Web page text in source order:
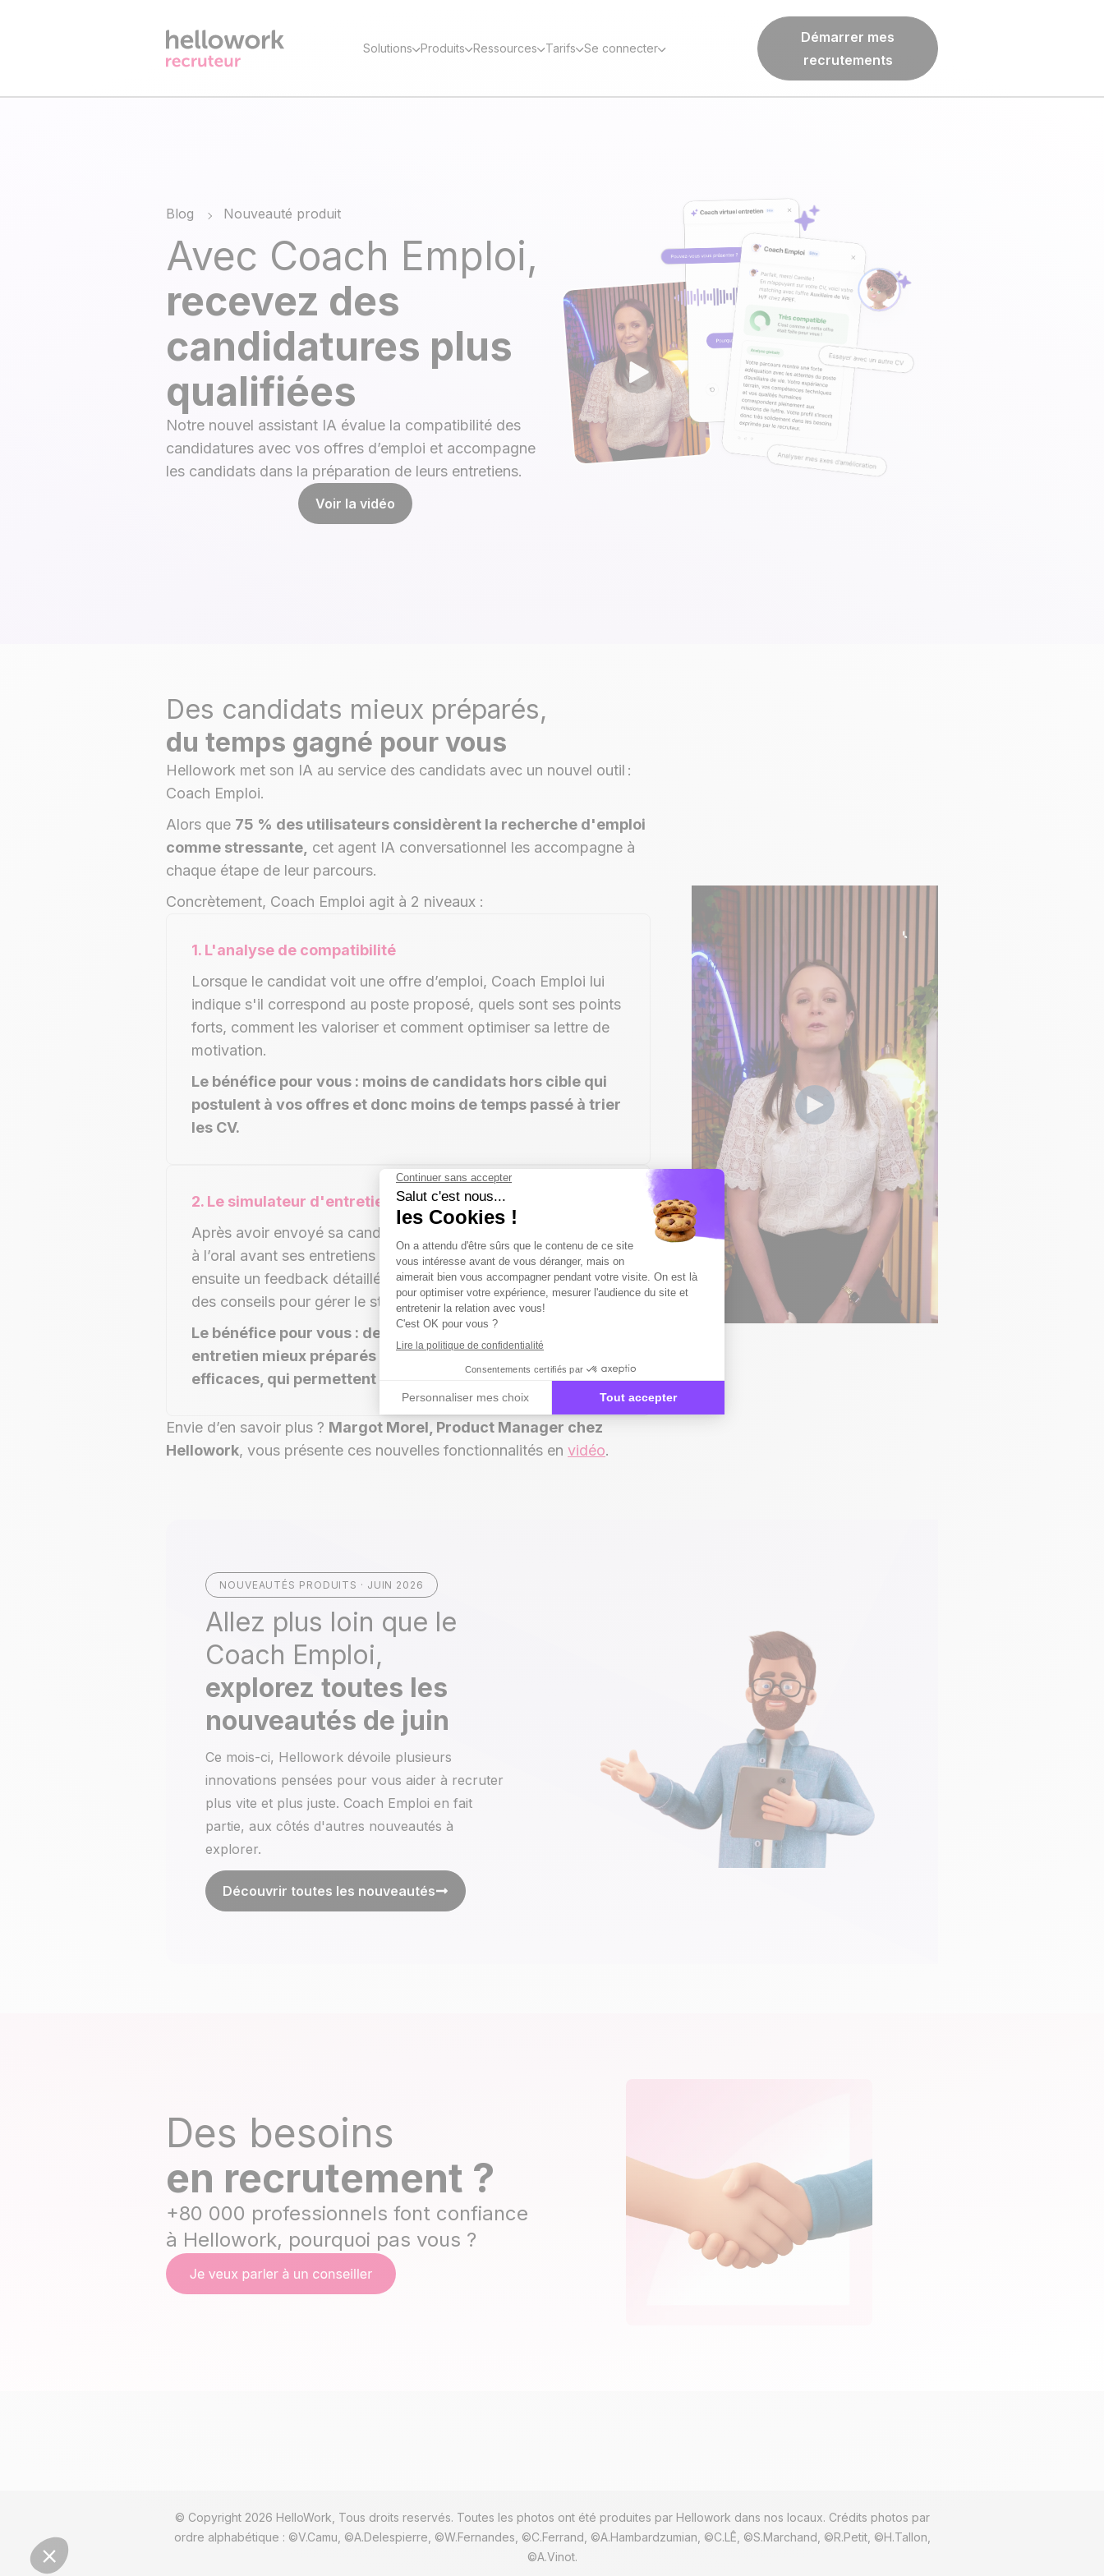
Solutions Produits Ressources Tarifs Se connecter
Démarrer mes
recrutements
Blog Nouveauté produit
Avec Coach Emploi,
recevez des
candidatures plus
qualifiées
Notre nouvel assistant IA évalue la compatibilité des
candidatures avec vos offres d’emploi et accompagne
les candidats dans la préparation de leurs entretiens.
Voir la vidéo
Des candidats mieux préparés,
du temps gagné pour vous
Hellowork met son IA au service des candidats avec un nouvel outil :
Coach Emploi.
Alors que 75 % des utilisateurs considèrent la recherche d'emploi
comme stressante, cet agent IA conversationnel les accompagne à
chaque étape de leur parcours.
Concrètement, Coach Emploi agit à 2 niveaux :
1. L'analyse de compatibilité
Lorsque le candidat voit une offre d’emploi, Coach Emploi lui
indique s'il correspond au poste proposé, quels sont ses points
forts, comment les valoriser et comment optimiser sa lettre de
motivation.
Le bénéfice pour vous : moins de candidats hors cible qui
postulent à vos offres et donc moins de temps passé à trier
les CV.
2. Le simulateur d'entretien
Après avoir envoyé sa candidature, le candidat peut s’entraîner
à l’oral avant ses entretiens avec un recruteur virtuel. Il reçoit
ensuite un feedback détaillé sur la qualité de ses réponses et
des conseils pour gérer le stress des entretiens.
Le bénéfice pour vous : des candidats qui arrivent en
entretien mieux préparés et donc des entretiens plus
efficaces, qui permettent de mieux évaluer les candidats.
Envie d’en savoir plus ? Margot Morel, Product Manager chez
Hellowork, vous présente ces nouvelles fonctionnalités en vidéo.
NOUVEAUTÉS PRODUITS · JUIN 2026
Allez plus loin que le
Coach Emploi,
explorez toutes les
nouveautés de juin
Ce mois-ci, Hellowork dévoile plusieurs
innovations pensées pour vous aider à recruter
plus vite et plus juste. Coach Emploi en fait
partie, aux côtés d'autres nouveautés à
explorer.
Découvrir toutes les nouveautés
Des besoins
en recrutement ?
+80 000 professionnels font confiance
à Hellowork, pourquoi pas vous ?
© Copyright 2026 HelloWork, Tous droits reservés. Toutes les photos ont été produites par Hellowork dans nos locaux. Crédits photos par
ordre alphabétique : ©V.Camu, ©A.Delespierre, ©W.Fernandes, ©C.Ferrand, ©A.Hambardzumian, ©C.LÊ, ©S.Marchand, ©R.Petit, ©H.Tallon,
©A.Vinot.